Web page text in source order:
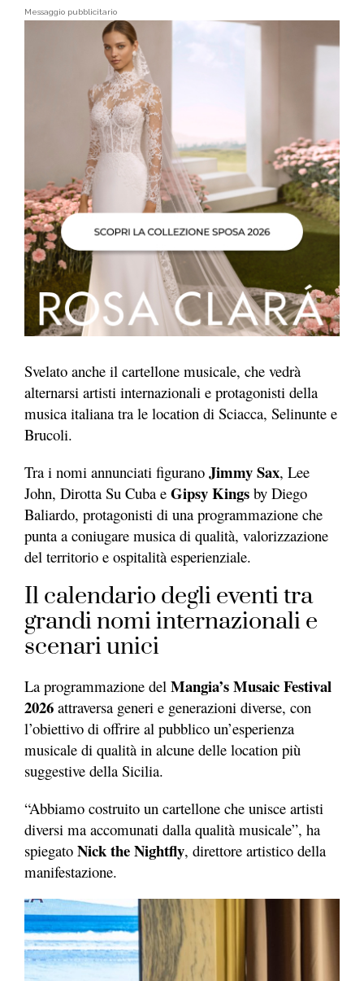
Messaggio pubblicitario
Svelato anche il cartellone musicale, che vedrà
alternarsi artisti internazionali e protagonisti della
musica italiana tra le location di Sciacca, Selinunte e
Brucoli.
Tra i nomi annunciati figurano Jimmy Sax, Lee
John, Dirotta Su Cuba e Gipsy Kings by Diego
Baliardo, protagonisti di una programmazione che
punta a coniugare musica di qualità, valorizzazione
del territorio e ospitalità esperienziale.
Il calendario degli eventi tra
grandi nomi internazionali e
scenari unici
La programmazione del Mangia’s Musaic Festival
2026 attraversa generi e generazioni diverse, con
l’obiettivo di offrire al pubblico un’esperienza
musicale di qualità in alcune delle location più
suggestive della Sicilia.
“Abbiamo costruito un cartellone che unisce artisti
diversi ma accomunati dalla qualità musicale”, ha
spiegato Nick the Nightfly, direttore artistico della
manifestazione.